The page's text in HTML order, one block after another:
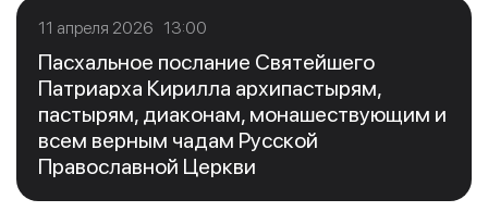
11 апреля 2026 13:00
Пасхальное послание Святейшего
Патриарха Кирилла архипастырям,
пастырям, диаконам, монашествующим и
всем верным чадам Русской
Православной Церкви